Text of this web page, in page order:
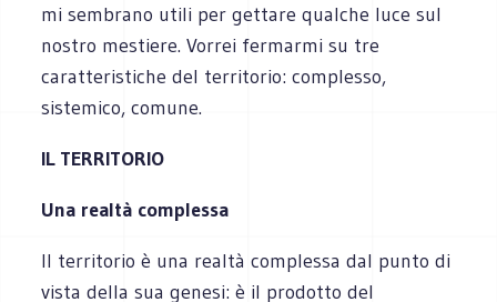
mi sembrano utili per gettare qualche luce sul
nostro mestiere. Vorrei fermarmi su tre
caratteristiche del territorio: complesso,
sistemico, comune.
IL TERRITORIO
Una realtà complessa
Il territorio è una realtà complessa dal punto di
vista della sua genesi: è il prodotto del